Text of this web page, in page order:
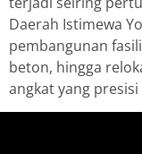
Daerah Istimewa
pembangunan
beton, hingga
angkat yang